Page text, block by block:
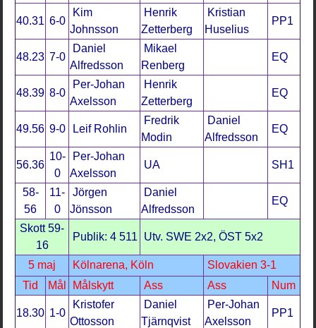
40.31 6-0
Kim
Johnsson
Henrik
Zetterberg
Kristian
Huselius
PP1
48.23 7-0
Daniel
Alfredsson
Mikael
Renberg
EQ
48.39 8-0
Per-Johan
Axelsson
Henrik
Zetterberg
EQ
49.56 9-0 Leif Rohlin
Fredrik
Modin
Daniel
Alfredsson
EQ
56.36
10-
0
Per-Johan
Axelsson
UA SH1
58-
56
11-
0
Jörgen
Jönsson
Daniel
Alfredsson
EQ
Skott 59-
16
Publik: 4 511 Utv. SWE 2x2, ÖST 5x2
5 maj Kölnarena, Köln
Slovakien 3-1
Tid
Mål Målskytt Ass Ass Num
18.30 1-0
Kristofer
Ottosson
Daniel
Tjärnqvist
Per-Johan
Axelsson
PP1